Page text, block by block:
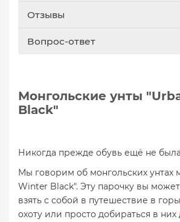
Отзывы
Вопрос-ответ
Монгольские унты "
Black"
Никогда прежде обувь ещё не
Мы говорим об монгольских унтах
Winter Black". Эту парочку вы
взять с собой в путешествие в
охоту или просто добираться в них